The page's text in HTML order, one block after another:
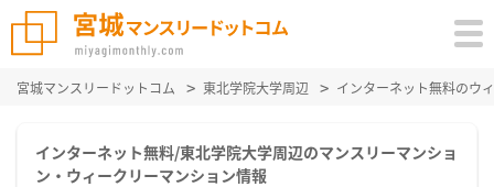
宮城マンスリードットコム 東北学院大学周辺 インターネット無料のウ
インターネット無料/東北学院大学周辺のマンスリーマンショ
ン・ウィークリーマンション情報